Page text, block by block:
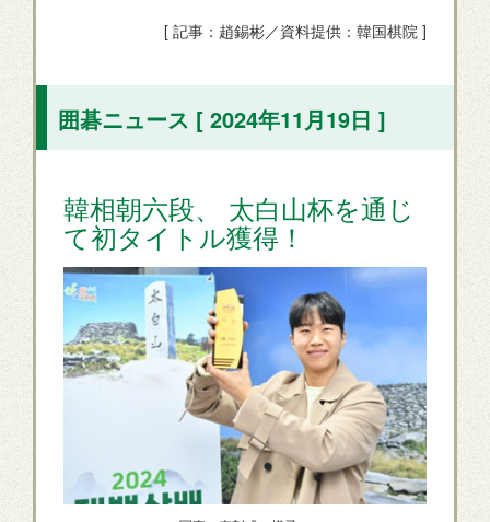
[ 記事：趙錫彬／資料提供：韓国棋院 ]
囲碁ニュース [ 2024年11月19日 ]
韓相朝六段、 太白山杯を通じ
て初タイトル獲得！